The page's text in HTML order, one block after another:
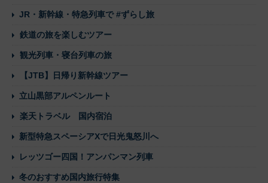
JR・新幹線・特急列車で #ずらし旅
鉄道の旅を楽しむツアー
観光列車・寝台列車の旅
【JTB】日帰り新幹線ツアー
立山黒部アルペンルート
楽天トラベル 国内宿泊
新型特急スペーシアXで日光鬼怒川へ
レッツゴー四国！アンパンマン列車
冬のおすすめ国内旅行特集